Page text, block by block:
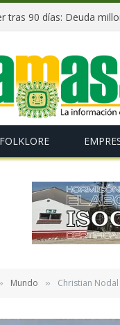
FOLKLORE
Mundo » Christian